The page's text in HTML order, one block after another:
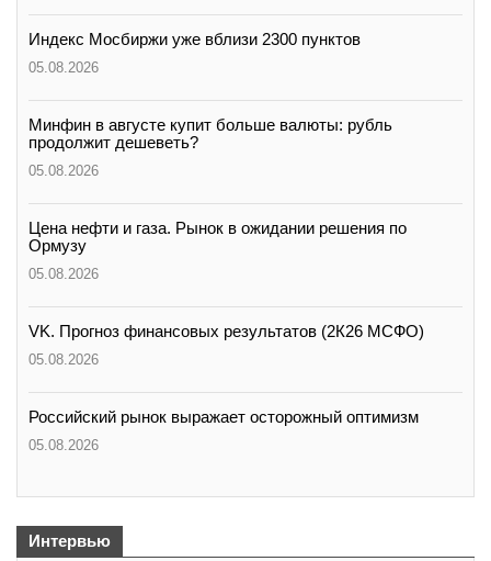
Индекс Мосбиржи уже вблизи 2300 пунктов
05.08.2026
Минфин в августе купит больше валюты: рубль
продолжит дешеветь?
05.08.2026
Цена нефти и газа. Рынок в ожидании решения по
Ормузу
05.08.2026
VK. Прогноз финансовых результатов (2К26 МСФО)
05.08.2026
Российский рынок выражает осторожный оптимизм
05.08.2026
Интервью